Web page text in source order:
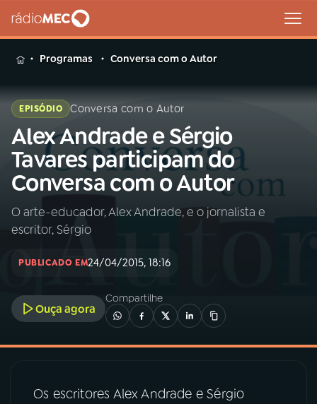
MENU
Buscar
na
Rádio
MEC
Buscar
Início AO VIVO
INÍCIO
A RÁDIO
03PROGRAMAÇÃO
04PROGRAMAS
Programas Conversa com o Autor
EPISÓDIO Conversa com o Autor
Alex Andrade e Sérgio
Tavares participam do
Conversa com o Autor
O arte-educador, Alex Andrade, e o jornalista e
escritor, Sérgio
PUBLICADO EM24/04/2015, 18:16
Ouça agora
Compartilhe
Os escritores Alex Andrade e Sérgio